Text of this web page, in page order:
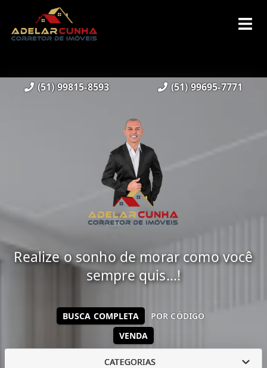
(51) 99815-8593 (51) 99695-7771
Realize o sonho de morar como você
sempre quis...!
VENDA
BUSCA COMPLETA POR CÓDIGO
CATEGORIAS